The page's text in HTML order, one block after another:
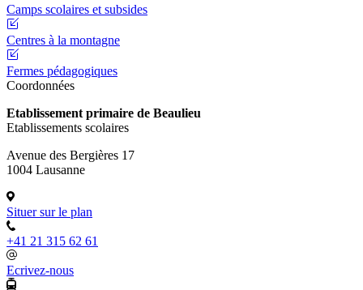
Camps scolaires et subsides
Centres à la montagne
Fermes pédagogiques
Coordonnées
Etablissement primaire de Beaulieu
Etablissements scolaires
Avenue des Bergières 17
1004 Lausanne
Situer sur le plan
+41 21 315 62 61
Ecrivez-nous